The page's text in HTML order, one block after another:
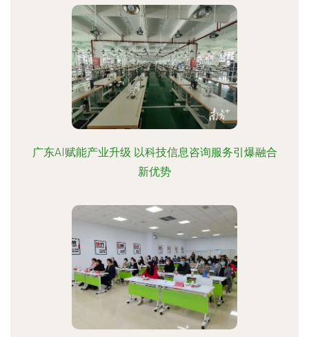
广东AI赋能产业升级 以科技信息咨询服务引爆融合
新优势